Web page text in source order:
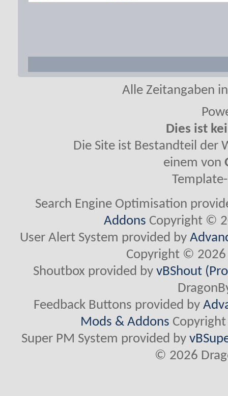
Alle Zeitangaben
Dies ist
Die Site ist Bestandteil der
einem von
Search Engine Optimisation
Addons Copyright ©
User Alert System provided by
Copyright © 2026
Shoutbox provided byvBShout
Feedback Buttons provided by
Mods & Addons
Super PM System provided by
© 2026